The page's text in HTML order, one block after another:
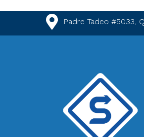
Padre Tadeo #5033,